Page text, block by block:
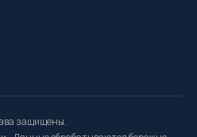
защищены.